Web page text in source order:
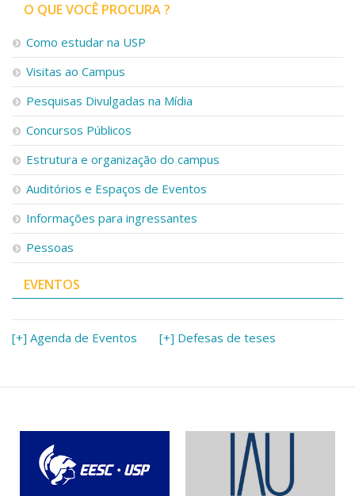
Iniciação Científica
Empresas Juniores
Extensão à Comunidade
Projetos, Programas e Cursos
Artes, Cultura e Esportes
Museus e Espaços Interativos
Serviços
Bibliotecas
Apoio ao Estudante
Segurança, Trânsito e Prevenção
RH, Administrativo e Financeiro
Outros serviços
Comunicação
Assessorias e Mídias
Aplicativos e Sites
Jornal da USP
Agenda de Eventos
O QUE VOCÊ PROCURA ?
Como estudar na USP
Visitas ao Campus
Pesquisas Divulgadas na Mídia
Concursos Públicos
Estrutura e organização do campus
Auditórios e Espaços de Eventos
Informações para ingressantes
Pessoas
EVENTOS
[+] Agenda de Eventos [+] Defesas de teses